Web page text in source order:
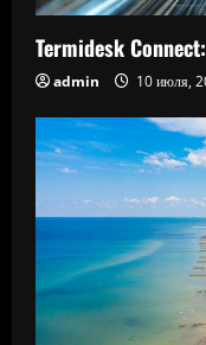
Termidesk
admin 10 июля,